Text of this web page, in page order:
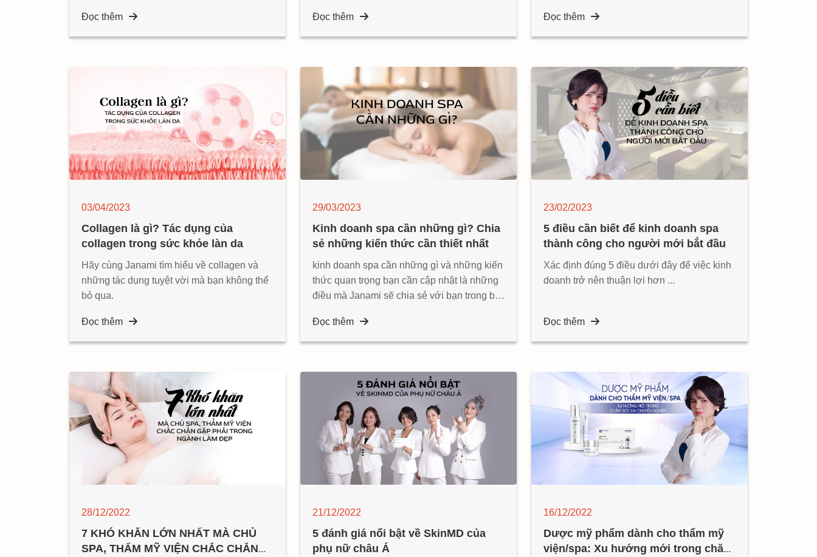
Đọc thêm
này
Đọc thêm
điểm một cách dễ dàng dành cho bạn.
Đọc thêm
03/04/2023
Collagen là gì? Tác dụng của
collagen trong sức khỏe làn da
Hãy cùng Janami tìm hiểu về collagen và
những tác dụng tuyệt vời mà bạn không thể
bỏ qua.
Đọc thêm
29/03/2023
Kinh doanh spa cần những gì? Chia
sẻ những kiến thức cần thiết nhất
kinh doanh spa cần những gì và những kiến
thức quan trọng bạn cần cập nhật là những
điều mà Janami sẽ chia sẻ với bạn trong bài
Đọc thêm
23/02/2023
5 điều cần biết để kinh doanh spa
thành công cho người mới bắt đầu
Xác định đúng 5 điều dưới đây để việc kinh
doanh trở nên thuận lợi hơn ...
Đọc thêm
28/12/2022
7 KHÓ KHĂN LỚN NHẤT MÀ CHỦ
SPA, THẨM MỸ VIỆN CHẮC CHẮN
21/12/2022
5 đánh giá nổi bật về SkinMD của
phụ nữ châu Á
16/12/2022
Dược mỹ phẩm dành cho thẩm mỹ
viện/spa: Xu hướng mới trong chăm